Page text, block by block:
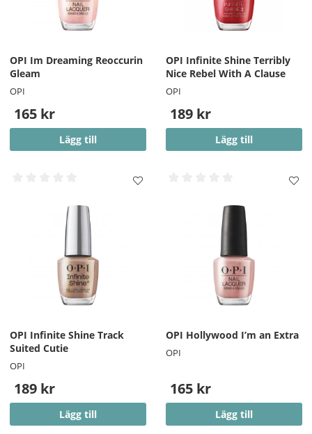
OPI Im Dreaming Reoccurin
Gleam
OPI
165 kr
Lägg till
OPI Infinite Shine Terribly
Nice Rebel With A Clause
OPI
189 kr
Lägg till
OPI Infinite Shine Track
Suited Cutie
OPI
189 kr
Lägg till
OPI Hollywood I’m an Extra
OPI
165 kr
Lägg till